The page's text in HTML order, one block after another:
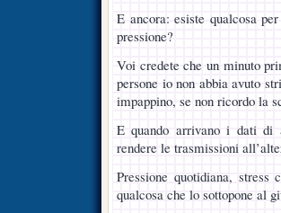
E ancora: esiste qualcosa
pressione?
Voi credete che un minuto
persone io non abbia avuto
impappino, se non ricordo la
E quando arrivano i dati di
rendere le trasmissioni
Pressione quotidiana,
qualcosa che lo sottopone al